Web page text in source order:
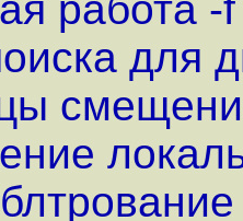
работа -f
для